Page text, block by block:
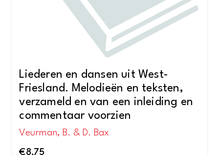
Liederen en dansen uit West-
Friesland. Melodieën en teksten,
verzameld en van een inleiding en
commentaar voorzien
Veurman, B. & D. Bax
€8,75